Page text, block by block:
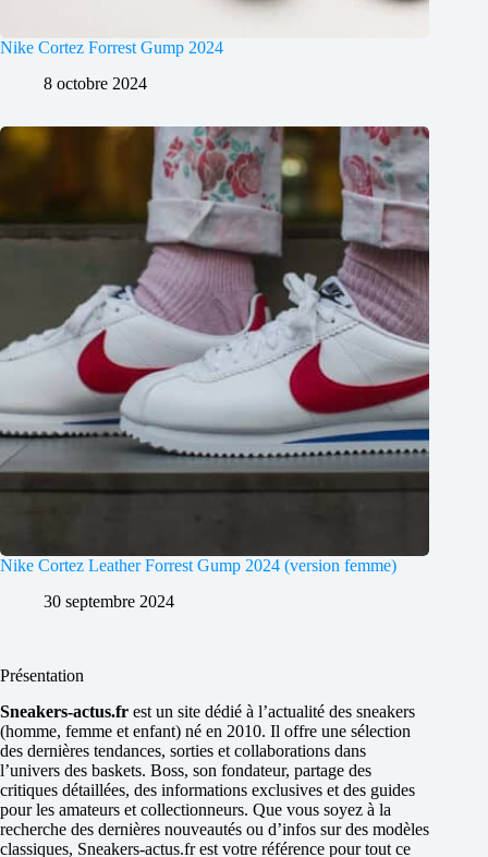
Nike Cortez Forrest Gump 2024
8 octobre 2024
Nike Cortez Leather Forrest Gump 2024 (version femme)
30 septembre 2024
Présentation
Sneakers-actus.fr est un site dédié à l’actualité des sneakers
(homme, femme et enfant) né en 2010. Il offre une sélection
des dernières tendances, sorties et collaborations dans
l’univers des baskets. Boss, son fondateur, partage des
critiques détaillées, des informations exclusives et des guides
pour les amateurs et collectionneurs. Que vous soyez à la
recherche des dernières nouveautés ou d’infos sur des modèles
classiques, Sneakers-actus.fr est votre référence pour tout ce